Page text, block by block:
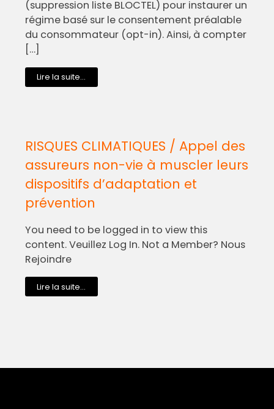
(suppression liste BLOCTEL) pour instaurer un
régime basé sur le consentement préalable
du consommateur (opt-in). Ainsi, à compter
[…]
Lire la suite...
RISQUES CLIMATIQUES / Appel des
assureurs non-vie à muscler leurs
dispositifs d’adaptation et
prévention
You need to be logged in to view this
content. Veuillez Log In. Not a Member? Nous
Rejoindre
Lire la suite...